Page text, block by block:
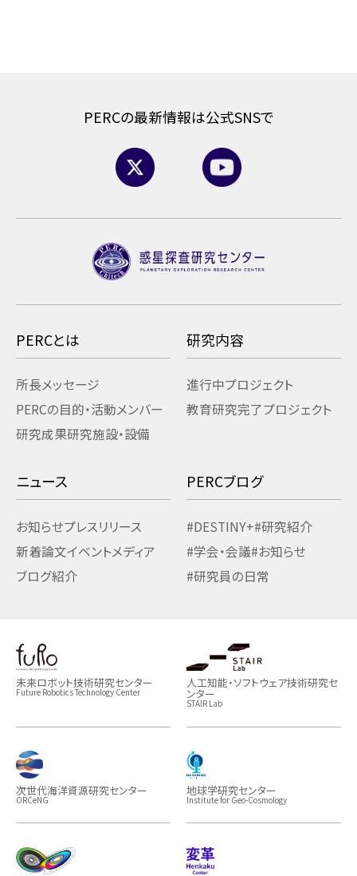
PERCの最新情報は公式SNSで
PERCとは
所長メッセージ
PERCの目的・活動メンバー
研究成果研究施設・設備
研究内容
進行中プロジェクト
教育研究完了プロジェクト
ニュース
お知らせプレスリリース
新着論文イベントメディア
ブログ紹介
PERCブログ
#DESTINY+#研究紹介
#学会・会議#お知らせ
#研究員の日常
未来ロボット技術研究センター
Future Robotics Technology Center
人工知能・ソフトウェア技術研究セ
ンター
STAIR Lab
次世代海洋資源研究センター
ORCeNG
地球学研究センター
Institute for Geo-Cosmology